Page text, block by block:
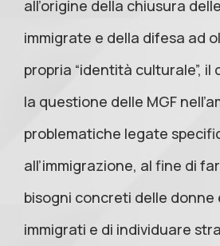
all’origine della chiusura
immigrate e della difesa ad
propria “identità culturale”,
la questione delle MGF
problematiche legate
all’immigrazione, al fine di
bisogni concreti delle donne
immigrati e di individuare